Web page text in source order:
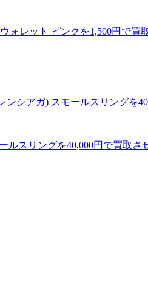
レット ピンクを1,500円で買
スリングを40,000円で買取さ